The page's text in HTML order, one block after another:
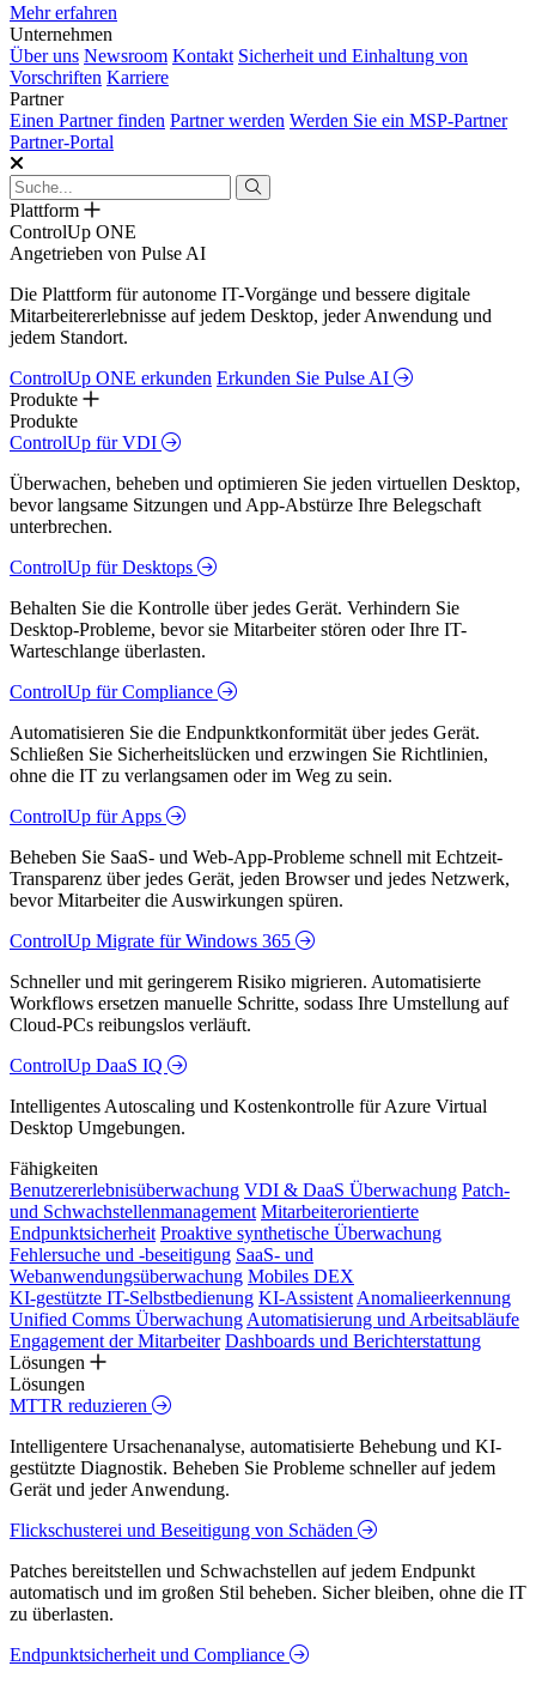
Mehr erfahren
Unternehmen
Über uns Newsroom Kontakt Sicherheit und Einhaltung von
Vorschriften Karriere
Partner
Einen Partner finden Partner werden Werden Sie ein MSP-Partner
Partner-Portal
Plattform
ControlUp ONE
Angetrieben von Pulse AI
Die Plattform für autonome IT-Vorgänge und bessere digitale
Mitarbeitererlebnisse auf jedem Desktop, jeder Anwendung und
jedem Standort.
ControlUp ONE erkunden Erkunden Sie Pulse AI
Produkte
Produkte
ControlUp für VDI
Überwachen, beheben und optimieren Sie jeden virtuellen Desktop,
bevor langsame Sitzungen und App-Abstürze Ihre Belegschaft
unterbrechen.
ControlUp für Desktops
Behalten Sie die Kontrolle über jedes Gerät. Verhindern Sie
Desktop-Probleme, bevor sie Mitarbeiter stören oder Ihre IT-
Warteschlange überlasten.
ControlUp für Compliance
Automatisieren Sie die Endpunktkonformität über jedes Gerät.
Schließen Sie Sicherheitslücken und erzwingen Sie Richtlinien,
ohne die IT zu verlangsamen oder im Weg zu sein.
ControlUp für Apps
Beheben Sie SaaS- und Web-App-Probleme schnell mit Echtzeit-
Transparenz über jedes Gerät, jeden Browser und jedes Netzwerk,
bevor Mitarbeiter die Auswirkungen spüren.
ControlUp Migrate für Windows 365
Schneller und mit geringerem Risiko migrieren. Automatisierte
Workflows ersetzen manuelle Schritte, sodass Ihre Umstellung auf
Cloud-PCs reibungslos verläuft.
ControlUp DaaS IQ
Intelligentes Autoscaling und Kostenkontrolle für Azure Virtual
Desktop Umgebungen.
Fähigkeiten
Benutzererlebnisüberwachung VDI & DaaS Überwachung Patch-
und Schwachstellenmanagement Mitarbeiterorientierte
Endpunktsicherheit Proaktive synthetische Überwachung
Fehlersuche und -beseitigung SaaS- und
Webanwendungsüberwachung Mobiles DEX
KI-gestützte IT-Selbstbedienung KI-Assistent Anomalieerkennung
Unified Comms Überwachung Automatisierung und Arbeitsabläufe
Engagement der Mitarbeiter Dashboards und Berichterstattung
Lösungen
Lösungen
MTTR reduzieren
Intelligentere Ursachenanalyse, automatisierte Behebung und KI-
gestützte Diagnostik. Beheben Sie Probleme schneller auf jedem
Gerät und jeder Anwendung.
Flickschusterei und Beseitigung von Schäden
Patches bereitstellen und Schwachstellen auf jedem Endpunkt
automatisch und im großen Stil beheben. Sicher bleiben, ohne die IT
zu überlasten.
Endpunktsicherheit und Compliance